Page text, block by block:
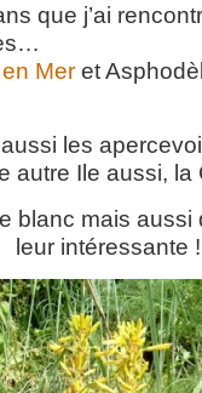
que j’ai
Mer et
les
autre Ile aussi,
blanc mais aussi
leur intéressante !